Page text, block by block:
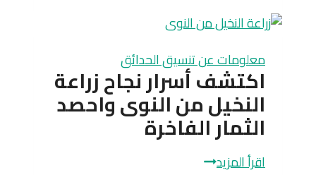
ملاعب
اسكواش
بالرياض
معلومات عن تنسيق الحدائق
اكتشف أسرار نجاح زراعة
النخيل من النوى واحصد
الثمار الفاخرة
اقرأ المزيداكتشف